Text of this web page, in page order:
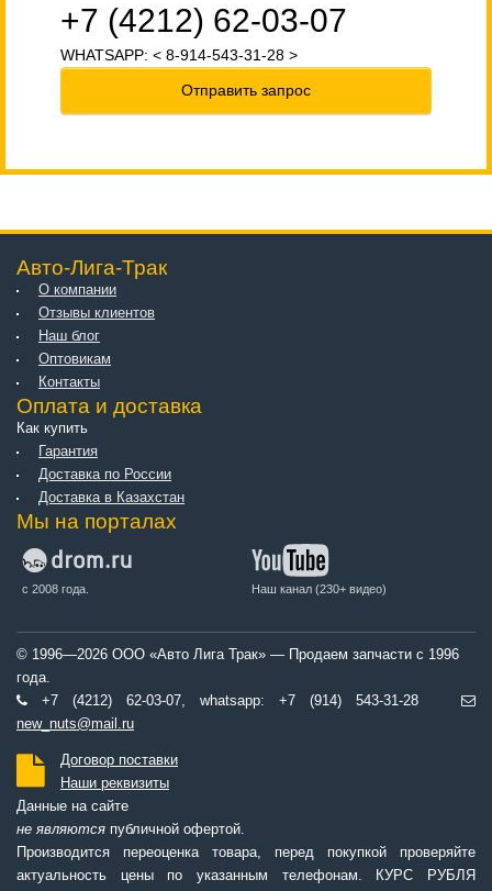
+7 (4212) 62-03-07
WHATSAPP: < 8-914-543-31-28 >
Отправить запрос
Авто-Лига-Трак
О компании
Отзывы клиентов
Наш блог
Оптовикам
Контакты
Оплата и доставка
Как купить
Гарантия
Доставка по России
Доставка в Казахстан
Мы на порталах
с 2008 года. Наш канал (230+ видео)
© 1996—2026 ООО «Авто Лига Трак» — Продаем запчасти с 1996
года.
+7 (4212) 62-03-07, whatsapp: +7 (914) 543-31-28
new_nuts@mail.ru
Договор поставки
Наши реквизиты
Данные на сайте
не являются публичной офертой.
Производится переоценка товара, перед покупкой проверяйте
актуальность цены по указанным телефонам. КУРС РУБЛЯ